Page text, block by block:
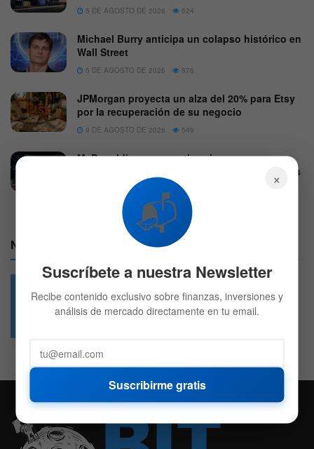
5 DE AGOSTO DE 2026 624
Michael Burry anticipa un colapso histórico en
Wall Street
5 DE AGOSTO DE 2026 876
JPMorgan proyecta un alza del 20% para Etsy
por la recuperación de su negocio
9 DE AGOSTO DE 2026 549
McDonald’s supera estimaciones con un
beneficio de 3,38 dólares y eleva sus acciones
4 DE AGOSTO DE 2026 562
Nuestras Redes:
49.6k 4.7k
×
📬
Suscríbete a nuestra Newsletter
Recibe contenido exclusivo sobre finanzas, inversiones y
análisis de mercado directamente en tu email.
Suscribirme gratis